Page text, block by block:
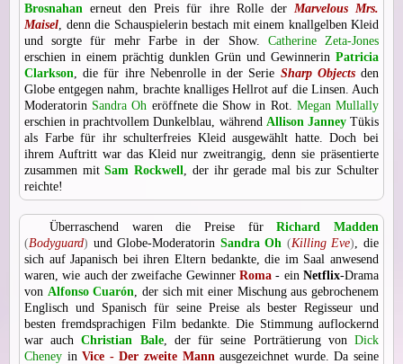
Brosnahan erneut den Preis für ihre Rolle der Marvelous Mrs.
Maisel , denn die Schauspielerin bestach mit einem knallgelben Kleid
und sorgte für mehr Farbe in der Show. Catherine Zeta-Jones
erschien in einem prächtig dunklen Grün und Gewinnerin Patricia
Clarkson , die für ihre Nebenrolle in der Serie Sharp Objectsden
Globe entgegen nahm, brachte knalliges Hellrot auf die Linsen. Auch
Moderatorin Sandra Oh eröffnete die Show in Rot. Megan Mullally
erschien in prachtvollem Dunkelblau, während Allison JanneyTükis
als Farbe für ihr schulterfreies Kleid ausgewählt hatte. Doch bei
ihrem Auftritt war das Kleid nur zweitrangig, denn sie präsentierte
zusammen mitSam Rockwell
, der ihr gerade mal bis zur Schulter
reichte!
Überraschend waren die Preise fürRichard Madden
(Bodyguard) und Globe-Moderatorin Sandra Oh (Killing Eve) , die
sich auf Japanisch bei ihren Eltern bedankte, die im Saal anwesend
waren, wie auch der zweifache Gewinner Roma - ein Netflix-Drama
von Alfonso Cuarón , der sich mit einer Mischung aus gebrochenem
Englisch und Spanisch für seine Preise als bester Regisseur und
besten fremdsprachigen Film bedankte. Die Stimmung auflockernd
war auchChristian Bale, der für seine Porträtierung vonDick
Cheney inVice - Der zweite Mann ausgezeichnet wurde. Da seine